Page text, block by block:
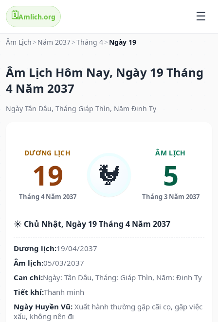
🗓️Amlich.org
Âm Lịch > Năm 2037>Tháng 4> Ngày 19
Âm Lịch Hôm Nay, Ngày 19 Tháng
4 Năm 2037
Ngày Tân Dậu, Tháng Giáp Thìn, Năm Đinh Tỵ
DƯƠNG LỊCH
19
Tháng 4 Năm 2037
🐓
ÂM LỊCH
5
Tháng 3 Năm 2037
☀️ Chủ Nhật, Ngày 19 Tháng 4 Năm 2037
Dương lịch:19/04/2037
Âm lịch:05/03/2037
Can chi:Ngày: Tân Dậu, Tháng: Giáp Thìn, Năm: Đinh Tỵ
Tiết khí:Thanh minh
Ngày Huyền Vũ: Xuất hành thường gặp cãi cọ, gặp việc
xấu, không nên đi